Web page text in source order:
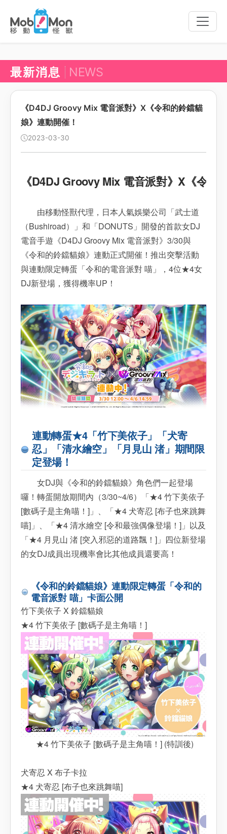
Toggle
最新消息 NEWS
《D4DJ Groovy Mix 電音派對》X《令和的鈴鐺貓
娘》連動開催！
2023-03-30
《D4DJ Groovy Mix 電音派對》X《令和
由移動怪獸代理，日本人氣娛樂公司「武士道
（Bushiroad）」和「DONUTS」開發的首款女DJ
電音手遊《D4DJ Groovy Mix 電音派對》3/30與
《令和的鈴鐺貓娘》連動正式開催！推出突擊活動
與連動限定轉蛋「令和的電音派對 喵」，4位★4女
DJ新登場，獲得機率UP！
連動轉蛋★4「竹下美依子」「犬寄
忍」「清水繪空」「月見山 渚」期間限
定登場！
女DJ與《令和的鈴鐺貓娘》角色們一起登場
囉！轉蛋開放期間內（3/30~4/6）「★4 竹下美依子
[數碼子是主角喵！]」、「★4 犬寄忍 [布子也來跳舞
喵]」、「★4 清水繪空 [令和最強偶像登場！]」以及
「★4 月見山 渚 [突入邪惡的道路飄！]」四位新登場
的女DJ成員出現機率會比其他成員還要高！
《令和的鈴鐺貓娘》連動限定轉蛋「令和的
電音派對 喵」卡面公開
竹下美依子 X 鈴鐺貓娘
★4 竹下美依子 [數碼子是主角喵！]
★4 竹下美依子 [數碼子是主角喵！] (特訓後)
犬寄忍 X 布子卡拉
★4 犬寄忍 [布子也來跳舞喵]